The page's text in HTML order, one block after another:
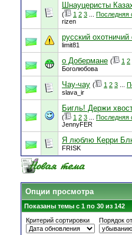
Шнауцеристы
( 1 2 3 Последняя
rizen
русский охотничий
limit81
о Добермане ( 1 2
Боголюбова
Чау-чау ( 1 2 3
slava_ir
Бигль! Держи
( 1 2 3 Последняя
JennyFER
Я люблю Керри
FRISK
Опции просмотра
Показаны темы с 1 по 30 из 142
Критерий сортировки
Порядок